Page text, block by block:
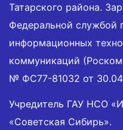
Татарского района.
Федеральной службой
информационных
коммуникаций
№ ФС77-81032 от
Учредитель ГАУ НСО
«Советская Сибирь».